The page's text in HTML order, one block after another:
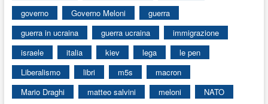
governo
Governo Meloni
guerra
guerra in ucraina
guerra ucraina
immigrazione
israele
italia kiev lega
le pen
Liberalismo
libri m5s
macron
Mario Draghi
matteo salvini meloni
NATO